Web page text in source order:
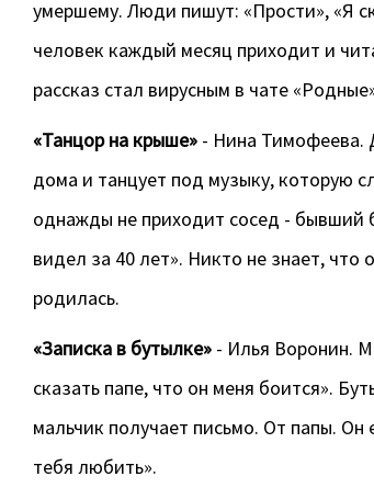
умершему. Люди пишут: «Прости», «Я
человек каждый месяц приходит и
рассказ стал вирусным в чате
«Танцор на крыше» - Нина Тимофеева.
дома и танцует под музыку, которую
однажды не приходит сосед - бывший
видел за 40 лет». Никто не знает, что
родилась.
«Записка в бутылке» - Илья Воронин.
сказать папе, что он меня боится».
мальчик получает письмо. От папы. Он
тебя любить».